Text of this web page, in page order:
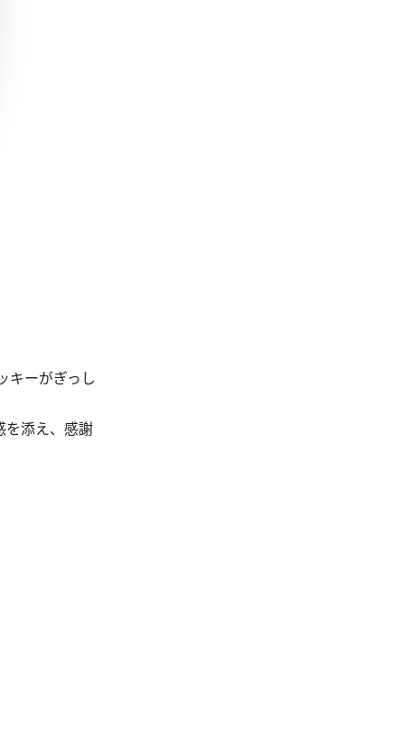
キーがぎっし
を添え、感謝